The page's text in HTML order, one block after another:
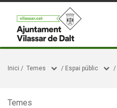
Inici / Temes / Espai públic /
Temes